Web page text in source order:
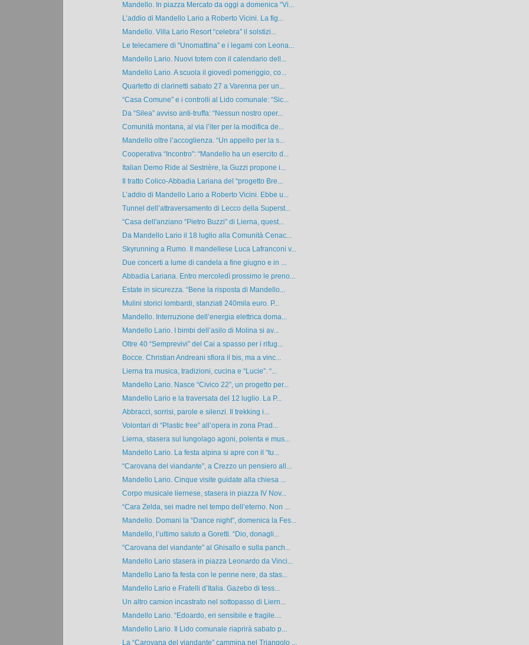
Mandello. In piazza Mercato da oggi a domenica “Vi...
L’addio di Mandello Lario a Roberto Vicini. La fig...
Mandello. Villa Lario Resort “celebra” il solstizi...
Le telecamere di “Unomattina” e i legami con Leona...
Mandello Lario. Nuovi totem con il calendario dell...
Mandello Lario. A scuola il giovedì pomeriggio, co...
Quartetto di clarinetti sabato 27 a Varenna per un...
“Casa Comune” e i controlli al Lido comunale: “Sic...
Da “Silea” avviso anti-truffa: “Nessun nostro oper...
Comunità montana, al via l’iter per la modifica de...
Mandello oltre l’accoglienza. “Un appello per la s...
Cooperativa “Incontro”: “Mandello ha un esercito d...
Italian Demo Ride al Sestrière, la Guzzi propone i...
Il tratto Colico-Abbadia Lariana del “progetto Bre...
L’addio di Mandello Lario a Roberto Vicini. Ebbe u...
Tunnel dell’attraversamento di Lecco della Superst...
“Casa dell'anziano “Pietro Buzzi” di Lierna, quest...
Da Mandello Lario il 18 luglio alla Comunità Cenac...
Skyrunning a Rumo. Il mandellese Luca Lafranconi v...
Due concerti a lume di candela a fine giugno e in ...
Abbadia Lariana. Entro mercoledì prossimo le preno...
Estate in sicurezza. “Bene la risposta di Mandello...
Mulini storici lombardi, stanziati 240mila euro. P...
Mandello. Interruzione dell’energia elettrica doma...
Mandello Lario. I bimbi dell’asilo di Molina si av...
Oltre 40 “Semprevivi” del Cai a spasso per i rifug...
Bocce. Christian Andreani sfiora il bis, ma a vinc...
Lierna tra musica, tradizioni, cucina e “Lucie”. “...
Mandello Lario. Nasce “Civico 22”, un progetto per...
Mandello Lario e la traversata del 12 luglio. La P...
Abbracci, sorrisi, parole e silenzi. Il trekking i...
Volontari di “Plastic free” all’opera in zona Prad...
Lierna, stasera sul lungolago agoni, polenta e mus...
Mandello Lario. La festa alpina si apre con il “tu...
“Carovana del viandante”, a Crezzo un pensiero all...
Mandello Lario. Cinque visite guidate alla chiesa ...
Corpo musicale liernese, stasera in piazza IV Nov...
“Cara Zelda, sei madre nel tempo dell’eterno. Non ...
Mandello. Domani la “Dance night”, domenica la Fes...
Mandello, l’ultimo saluto a Goretti. “Dio, donagli...
“Carovana del viandante” al Ghisallo e sulla panch...
Mandello Lario stasera in piazza Leonardo da Vinci...
Mandello Lario fa festa con le penne nere, da stas...
Mandello Lario e Fratelli d’Italia. Gazebo di tess...
Un altro camion incastrato nel sottopasso di Liern...
Mandello Lario. “Edoardo, eri sensibile e fragile....
Mandello Lario. Il Lido comunale riaprirà sabato p...
La “Carovana del viandante” cammina nel Triangolo ...